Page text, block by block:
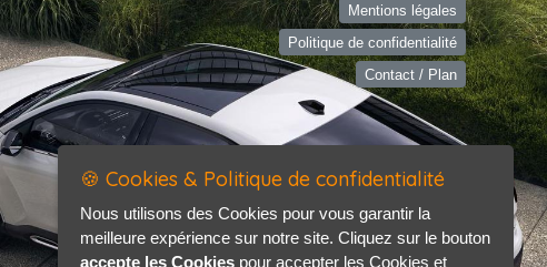
Mentions légales
Politique de confidentialité
Contact / Plan
🍪 Cookies & Politique de confidentialité
Nous utilisons des Cookies pour vous garantir la
meilleure expérience sur notre site. Cliquez sur le bouton
accepte les Cookies pour accepter les Cookies et